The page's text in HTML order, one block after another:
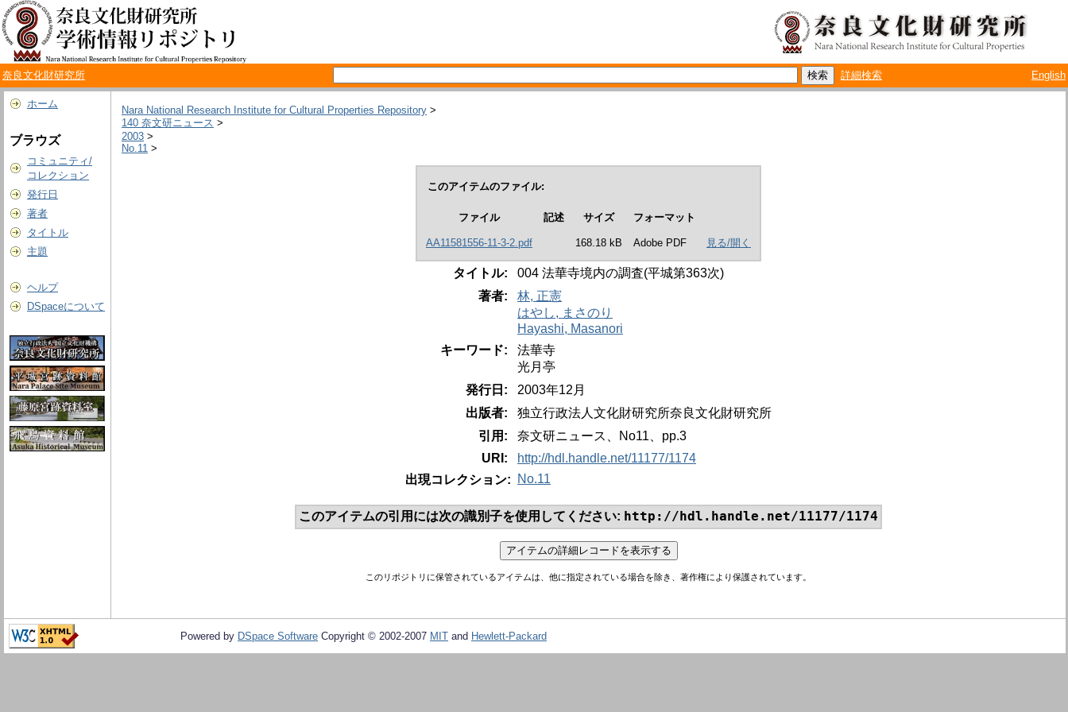
奈良文化財研究所 詳細検索 English
ホーム
ブラウズ
コミュニティ/
コレクション
発行日
著者
タイトル
主題
ヘルプ
DSpaceについて
Nara National Research Institute for Cultural Properties Repository >
140 奈文研ニュース >
2003 >
No.11 >
このアイテムのファイル:
ファイル 記述 サイズ フォーマット
AA11581556-11-3-2.pdf 168.18 kB Adobe PDF 見る/開く
タイトル:
004 法華寺境内の調査(平城第363次)
著者:
林, 正憲
はやし, まさのり
Hayashi, Masanori
キーワード:
法華寺
光月亭
発行日:
2003年12月
出版者:
独立行政法人文化財研究所奈良文化財研究所
引用:
奈文研ニュース、No11、pp.3
URI:
http://hdl.handle.net/11177/1174
出現コレクション:
No.11
このアイテムの引用には次の識別子を使用してください: http://hdl.handle.net/11177/1174
このリポジトリに保管されているアイテムは、他に指定されている場合を除き、著作権により保護されています。
Powered by DSpace Software Copyright © 2002-2007 MIT and Hewlett-Packard